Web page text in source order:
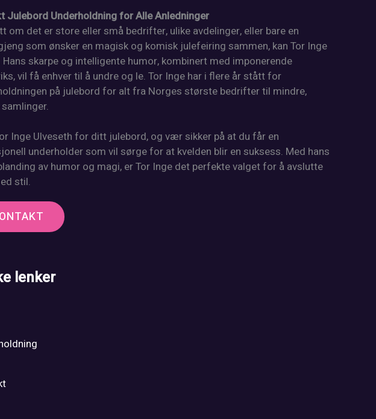
Julebord Underholdning for Alle Anledninger
om det er store eller små bedrifter, ulike avdelinger, eller bare en
som ønsker en magisk og komisk julefeiring sammen, kan Tor Inge
Hans skarpe og intelligente humor, kombinert med imponerende
vil få enhver til å undre og le. Tor Inge har i flere år stått for
på julebord for alt fra Norges største bedrifter til mindre,
Inge Ulveseth for ditt julebord, og vær sikker på at du får en
underholder som vil sørge for at kvelden blir en suksess. Med hans
av humor og magi, er Tor Inge det perfekte valget for å avslutte
stil.
lenker